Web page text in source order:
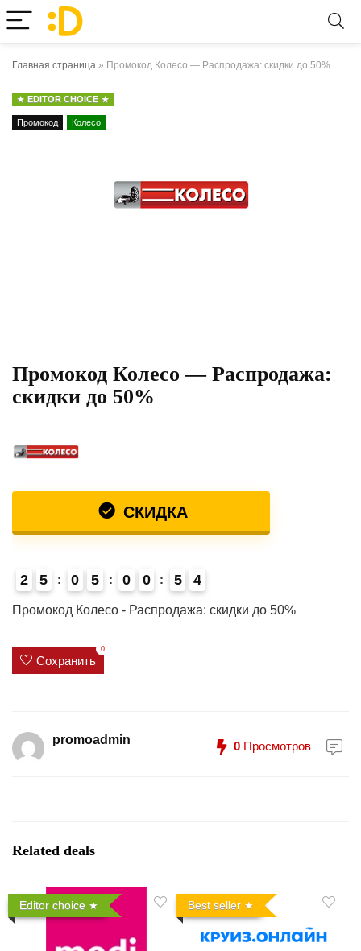
Главная страница » Промокод Колесо — Распродажа: скидки до 50%
EDITOR CHOICE
Промокод Колесо
Промокод Колесо — Распродажа:
скидки до 50%
СКИДКА
2 5 0 5 0 0 5 3
4
Промокод Колесо - Распродажа: скидки до 50%
Сохранить
0
promoadmin 0 Просмотров
Related deals
Editor choice Best seller